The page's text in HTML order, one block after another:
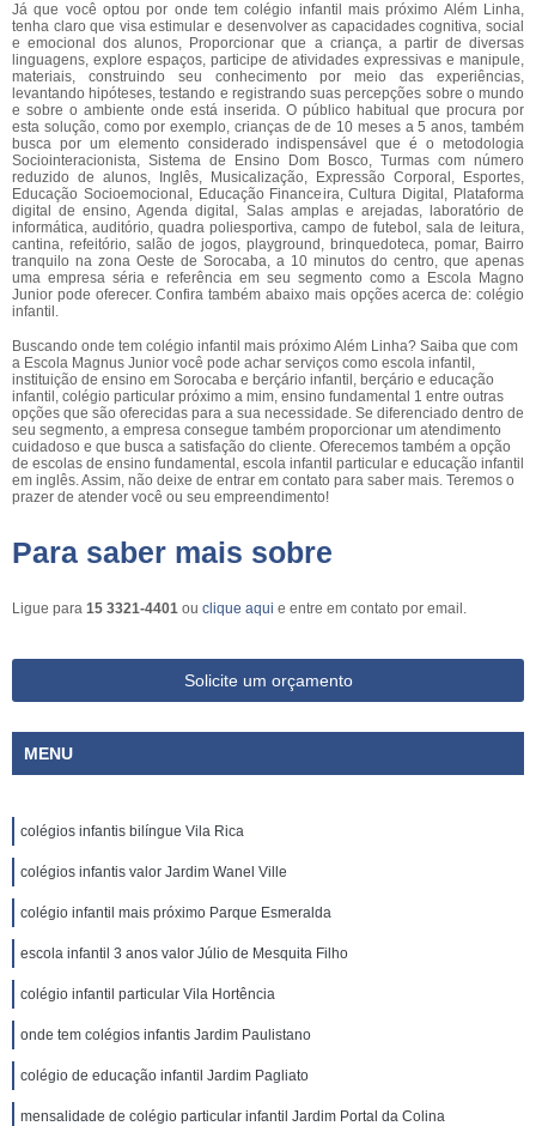
Já que você optou por onde tem colégio infantil mais próximo Além Linha,
tenha claro que visa estimular e desenvolver as capacidades cognitiva, social
e emocional dos alunos, Proporcionar que a criança, a partir de diversas
linguagens, explore espaços, participe de atividades expressivas e manipule,
materiais, construindo seu conhecimento por meio das experiências,
levantando hipóteses, testando e registrando suas percepções sobre o mundo
e sobre o ambiente onde está inserida. O público habitual que procura por
esta solução, como por exemplo, crianças de de 10 meses a 5 anos, também
busca por um elemento considerado indispensável que é o metodologia
Sociointeracionista, Sistema de Ensino Dom Bosco, Turmas com número
reduzido de alunos, Inglês, Musicalização, Expressão Corporal, Esportes,
Educação Socioemocional, Educação Financeira, Cultura Digital, Plataforma
digital de ensino, Agenda digital, Salas amplas e arejadas, laboratório de
informática, auditório, quadra poliesportiva, campo de futebol, sala de leitura,
cantina, refeitório, salão de jogos, playground, brinquedoteca, pomar, Bairro
tranquilo na zona Oeste de Sorocaba, a 10 minutos do centro, que apenas
uma empresa séria e referência em seu segmento como a Escola Magno
Junior pode oferecer. Confira também abaixo mais opções acerca de: colégio
infantil.
Buscando onde tem colégio infantil mais próximo Além Linha? Saiba que com
a Escola Magnus Junior você pode achar serviços como escola infantil,
instituição de ensino em Sorocaba e berçário infantil, berçário e educação
infantil, colégio particular próximo a mim, ensino fundamental 1 entre outras
opções que são oferecidas para a sua necessidade. Se diferenciado dentro de
seu segmento, a empresa consegue também proporcionar um atendimento
cuidadoso e que busca a satisfação do cliente. Oferecemos também a opção
de escolas de ensino fundamental, escola infantil particular e educação infantil
em inglês. Assim, não deixe de entrar em contato para saber mais. Teremos o
prazer de atender você ou seu empreendimento!
Para saber mais sobre
Ligue para 15 3321-4401 ou clique aqui e entre em contato por email.
Solicite um orçamento
MENU
colégios infantis bilíngue Vila Rica
colégios infantis valor Jardim Wanel Ville
colégio infantil mais próximo Parque Esmeralda
escola infantil 3 anos valor Júlio de Mesquita Filho
colégio infantil particular Vila Hortência
onde tem colégios infantis Jardim Paulistano
colégio de educação infantil Jardim Pagliato
mensalidade de colégio particular infantil Jardim Portal da Colina